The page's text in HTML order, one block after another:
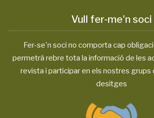
Vull fer-me'n soci
Fer-se'n soci no comporta cap
permetrà rebre tota la informació de les
revista i participar en els nostres grups
desitges